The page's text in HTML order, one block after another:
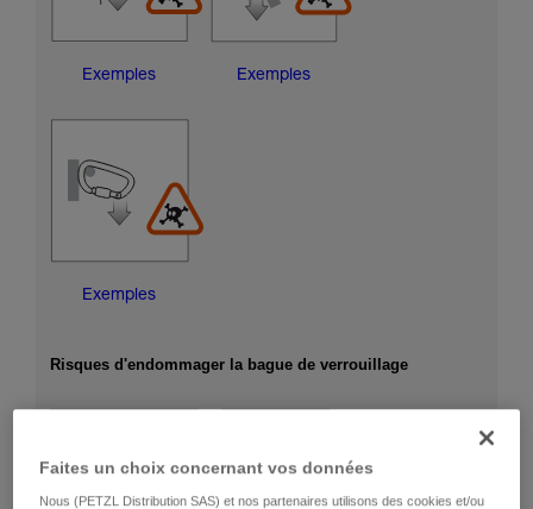
Exemples Exemples
Exemples
Risques d'endommager la bague de verrouillage
Faites un choix concernant vos données
Nous (PETZL Distribution SAS) et nos partenaires utilisons des cookies et/ou